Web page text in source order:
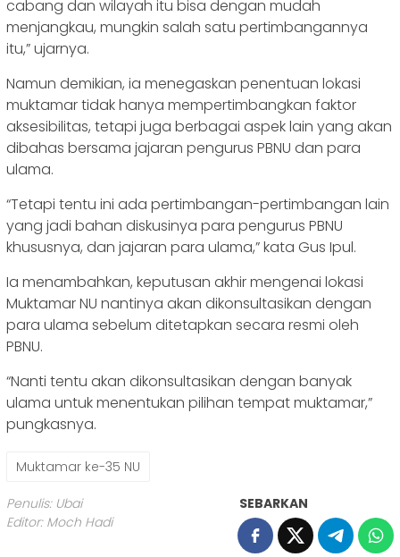
cabang dan wilayah itu bisa dengan mudah
menjangkau, mungkin salah satu pertimbangannya
itu,” ujarnya.
Namun demikian, ia menegaskan penentuan lokasi
muktamar tidak hanya mempertimbangkan faktor
aksesibilitas, tetapi juga berbagai aspek lain yang akan
dibahas bersama jajaran pengurus PBNU dan para
ulama.
“Tetapi tentu ini ada pertimbangan-pertimbangan lain
yang jadi bahan diskusinya para pengurus PBNU
khususnya, dan jajaran para ulama,” kata Gus Ipul.
Ia menambahkan, keputusan akhir mengenai lokasi
Muktamar NU nantinya akan dikonsultasikan dengan
para ulama sebelum ditetapkan secara resmi oleh
PBNU.
“Nanti tentu akan dikonsultasikan dengan banyak
ulama untuk menentukan pilihan tempat muktamar,”
pungkasnya.
Muktamar ke-35 NU
Penulis: Ubai
Editor: Moch Hadi
SEBARKAN